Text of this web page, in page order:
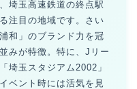
埼玉高速鉄道の終点駅
注目の地域です。さい
和」のブランド力を冠
みが特徴。特に、Jリー
埼玉スタジアム2002」
ベント時には活気を見